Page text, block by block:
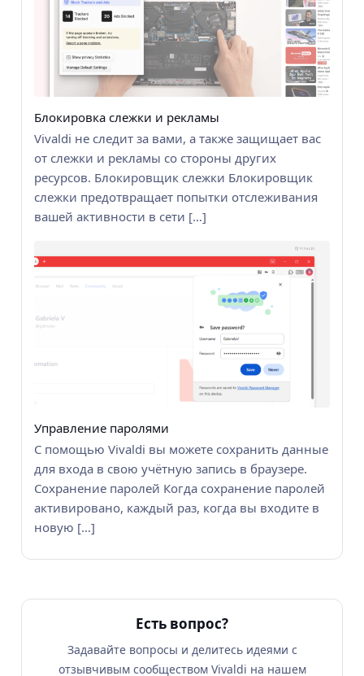
Блокировка слежки и рекламы
Vivaldi не следит за вами, а также защищает вас
от слежки и рекламы со стороны других
ресурсов. Блокировщик слежки Блокировщик
слежки предотвращает попытки отслеживания
вашей активности в сети […]
Управление паролями
С помощью Vivaldi вы можете сохранить данные
для входа в свою учётную запись в браузере.
Сохранение паролей Когда сохранение паролей
активировано, каждый раз, когда вы входите в
новую […]
Есть вопрос?
Задавайте вопросы и делитесь идеями с
отзывчивым сообществом Vivaldi на нашем